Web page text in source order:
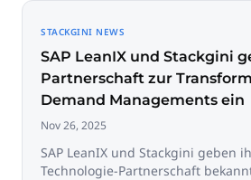
STACKGINI NEWS
SAP LeanIX und Stackgini
Partnerschaft zur
Demand Managements ein
Nov 26, 2025
SAP LeanIX und Stackgini geben
Technologie-Partnerschaft